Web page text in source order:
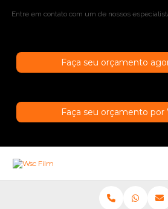
Entre em contato com um de nossos
Faça seu orçamento
Faça seu orçamento por